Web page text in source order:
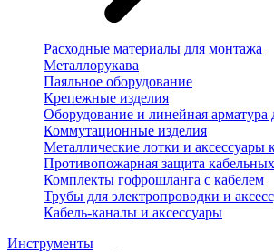
Расходные материалы для монтажа
Металлорукава
Паяльное оборудование
Крепежные изделия
Оборудование и линейная
Коммутационные изделия
Металлические лотки и аксессуары
Противопожарная защита
Комплекты гофрошланга с кабелем
Трубы для электропроводки и
Кабель-каналы и аксессуары
Инструменты